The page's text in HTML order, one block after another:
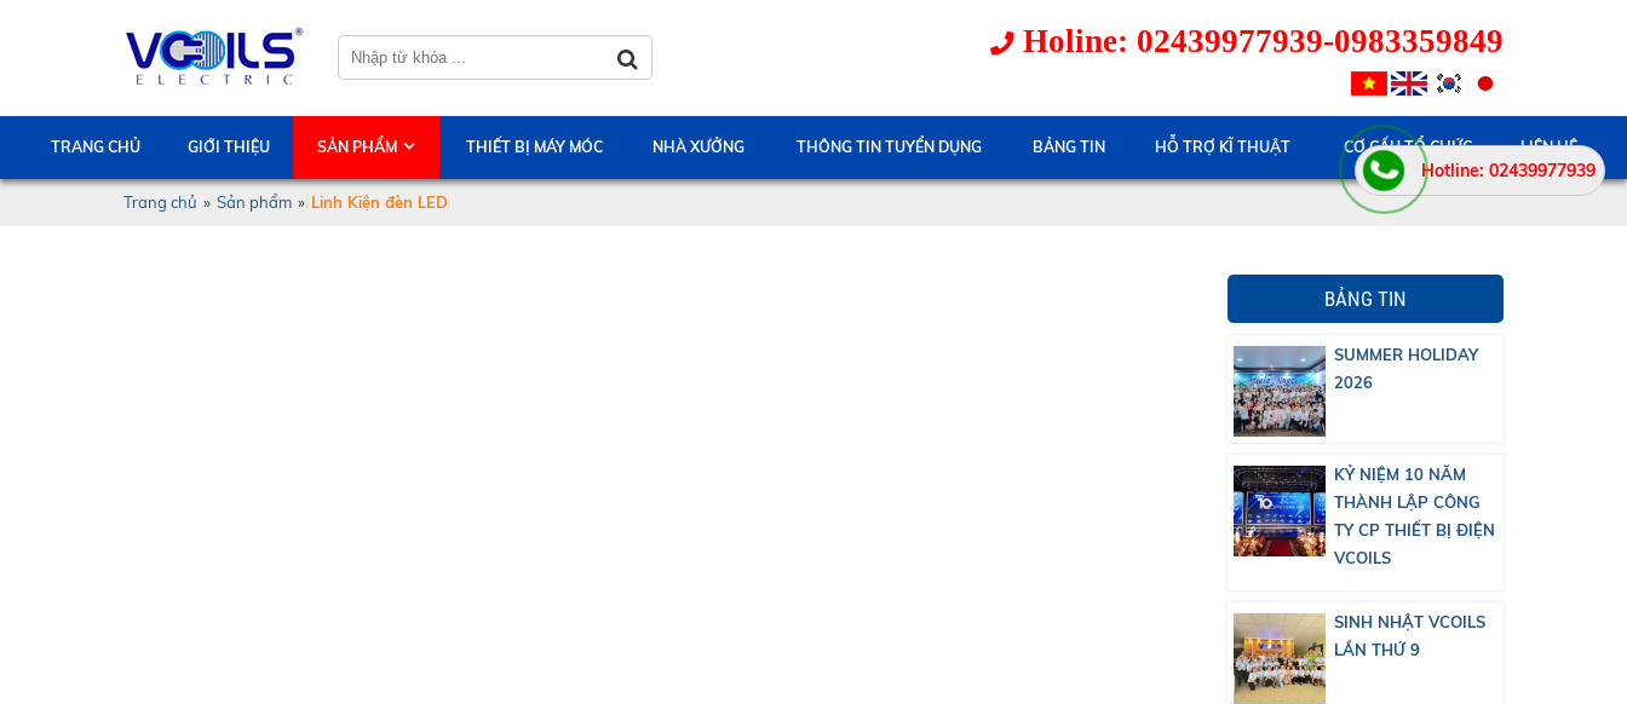
Holine: 02439977939-0983359849
TRANG CHỦ GIỚI THIỆU SẢN PHẨM THIẾT BỊ MÁY MÓC NHÀ XƯỞNG THÔNG TIN TUYỂN DỤNG BẢNG TIN HỖ TRỢ KĨ THUẬT CƠ CẤU TỔ CHỨC LIÊN HỆ
Trang chủ » Sản phẩm » Linh Kiện đèn LED
BẢNG TIN
SUMMER HOLIDAY
2026
KỶ NIỆM 10 NĂM
THÀNH LẬP CÔNG
TY CP THIẾT BỊ ĐIỆN
VCOILS
SINH NHẬT VCOILS
LẦN THỨ 9
Hotline: 02439977939